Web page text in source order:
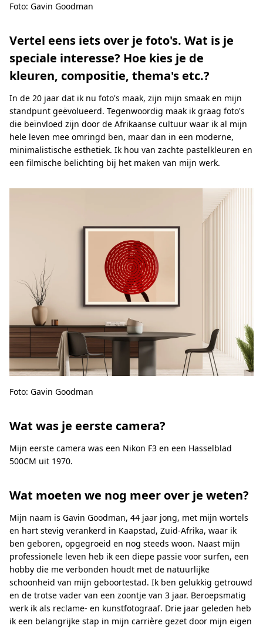
Foto: Gavin Goodman
Vertel eens iets over je foto's. Wat is je
speciale interesse? Hoe kies je de
kleuren, compositie, thema's etc.?
In de 20 jaar dat ik nu foto's maak, zijn mijn smaak en mijn
standpunt geëvolueerd. Tegenwoordig maak ik graag foto's
die beïnvloed zijn door de Afrikaanse cultuur waar ik al mijn
hele leven mee omringd ben, maar dan in een moderne,
minimalistische esthetiek. Ik hou van zachte pastelkleuren en
een filmische belichting bij het maken van mijn werk.
Foto: Gavin Goodman
Wat was je eerste camera?
Mijn eerste camera was een Nikon F3 en een Hasselblad
500CM uit 1970.
Wat moeten we nog meer over je weten?
Mijn naam is Gavin Goodman, 44 jaar jong, met mijn wortels
en hart stevig verankerd in Kaapstad, Zuid-Afrika, waar ik
ben geboren, opgegroeid en nog steeds woon. Naast mijn
professionele leven heb ik een diepe passie voor surfen, een
hobby die me verbonden houdt met de natuurlijke
schoonheid van mijn geboortestad. Ik ben gelukkig getrouwd
en de trotse vader van een zoontje van 3 jaar. Beroepsmatig
werk ik als reclame- en kunstfotograaf. Drie jaar geleden heb
ik een belangrijke stap in mijn carrière gezet door mijn eigen